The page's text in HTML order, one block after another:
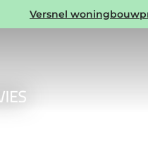
Versnel